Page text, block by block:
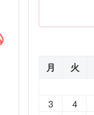
月
火
3
4